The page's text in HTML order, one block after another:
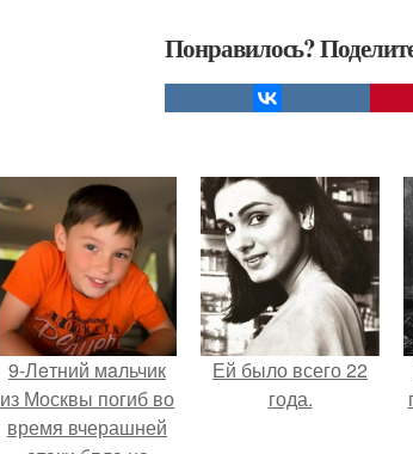
Понравилось?
9-Лeтний мaльчик
из Москвы погиб во
время вчерашней
Ей было всего 22
года.